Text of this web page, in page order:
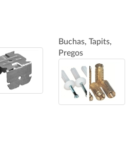
Buchas, Tapits,
Pregos